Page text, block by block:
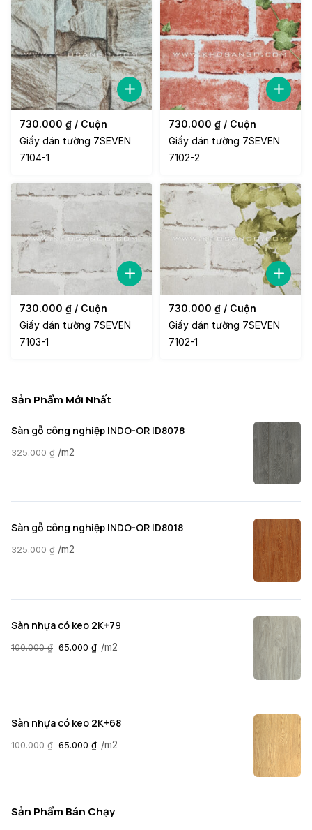
730.000 ₫ / Cuộn
Giấy dán tường 7SEVEN
7104-1
730.000 ₫ / Cuộn
Giấy dán tường 7SEVEN
7102-2
730.000 ₫ / Cuộn
Giấy dán tường 7SEVEN
7103-1
730.000 ₫ / Cuộn
Giấy dán tường 7SEVEN
7102-1
Sản Phẩm Mới Nhất
Sàn gỗ công nghiệp INDO-OR ID8078
325.000 ₫ /m2
Sàn gỗ công nghiệp INDO-OR ID8018
325.000 ₫ /m2
Sàn nhựa có keo 2K+79
100.000₫ 65.000 ₫ /m2
Sàn nhựa có keo 2K+68
100.000₫ 65.000 ₫ /m2
Sản Phẩm Bán Chạy